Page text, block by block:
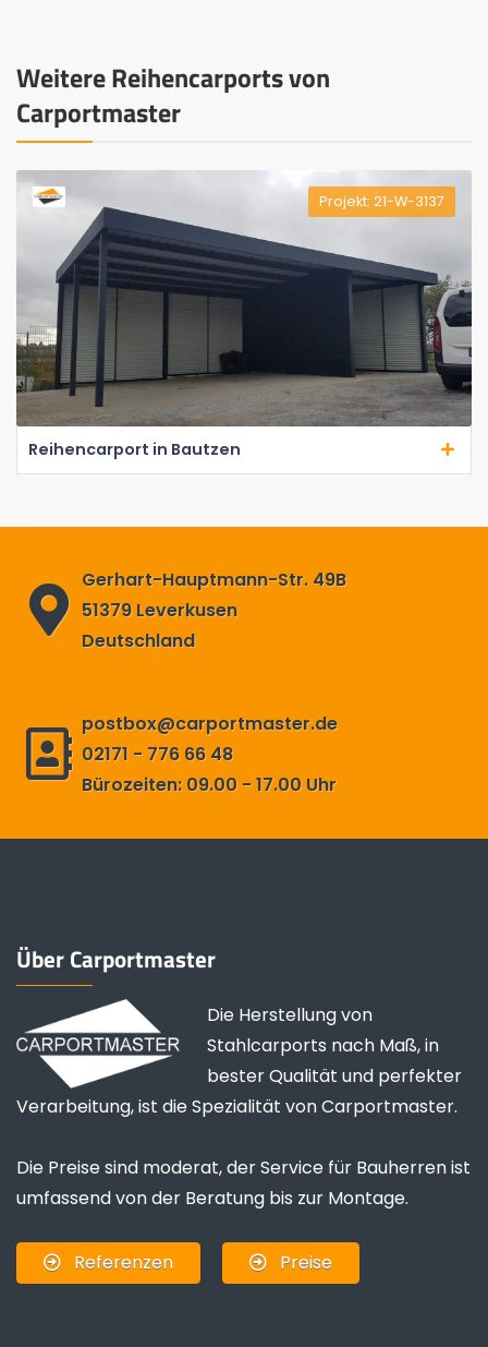
Weitere Reihencarports von
Carportmaster
Projekt: 21-W-3137
Reihencarport in Bautzen
Gerhart-Hauptmann-Str. 49B
51379 Leverkusen
Deutschland
postbox@carportmaster.de
02171 - 776 66 48
Bürozeiten: 09.00 - 17.00 Uhr
Über Carportmaster
Die Herstellung von
Stahlcarports nach Maß, in
bester Qualität und perfekter
Verarbeitung, ist die Spezialität von Carportmaster.
Die Preise sind moderat, der Service für Bauherren ist
umfassend von der Beratung bis zur Montage.
Referenzen Preise